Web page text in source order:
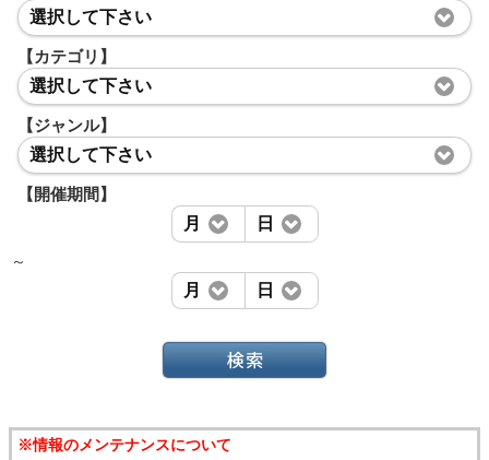
選択して下さい
【カテゴリ】
選択して下さい
【ジャンル】
選択して下さい
【開催期間】
月
日
～
月 日
※情報のメンテナンスについて